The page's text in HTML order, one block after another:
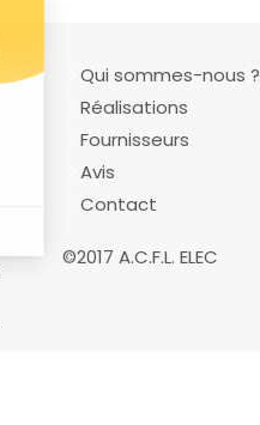
Qui sommes-nous ?
Réalisations
Fournisseurs
Avis
Contact
©2017 A.C.F.L. ELEC